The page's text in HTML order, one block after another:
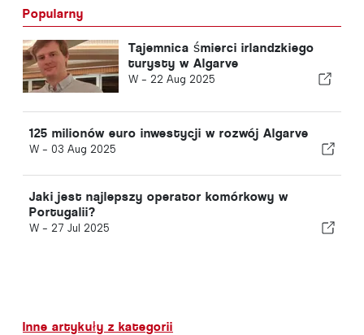
Popularny
Tajemnica śmierci irlandzkiego
turysty w Algarve
W - 22 Aug 2025
125 milionów euro inwestycji w rozwój Algarve
W - 03 Aug 2025
Jaki jest najlepszy operator komórkowy w
Portugalii?
W - 27 Jul 2025
Inne artykuły z kategorii